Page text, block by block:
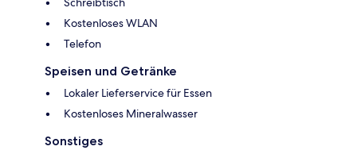
Kostenloses WLAN
Telefon
Speisen und Getränke
Lokaler Lieferservice für Essen
Kostenloses Mineralwasser
Sonstiges